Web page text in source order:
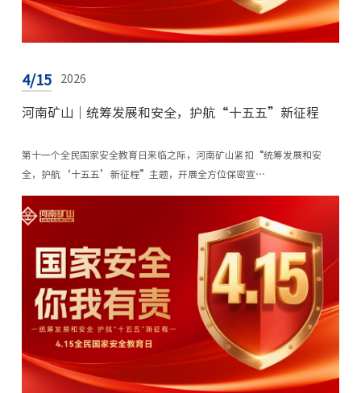
4/15 2026
河南矿山｜统筹发展和安全，护航“十五五”新征程
第十一个全民国家安全教育日来临之际，河南矿山紧扣“统筹发展和安
全，护航‘十五五’新征程”主题，开展全方位保密宣…